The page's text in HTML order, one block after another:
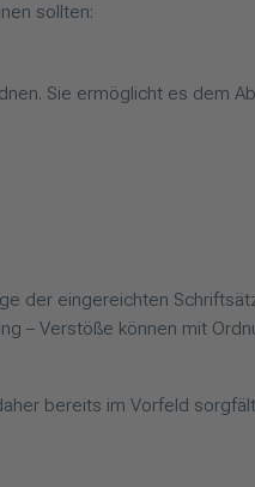
sollten:
Sie ermöglicht es dem
der eingereichten
– Verstöße können mit
bereits im Vorfeld